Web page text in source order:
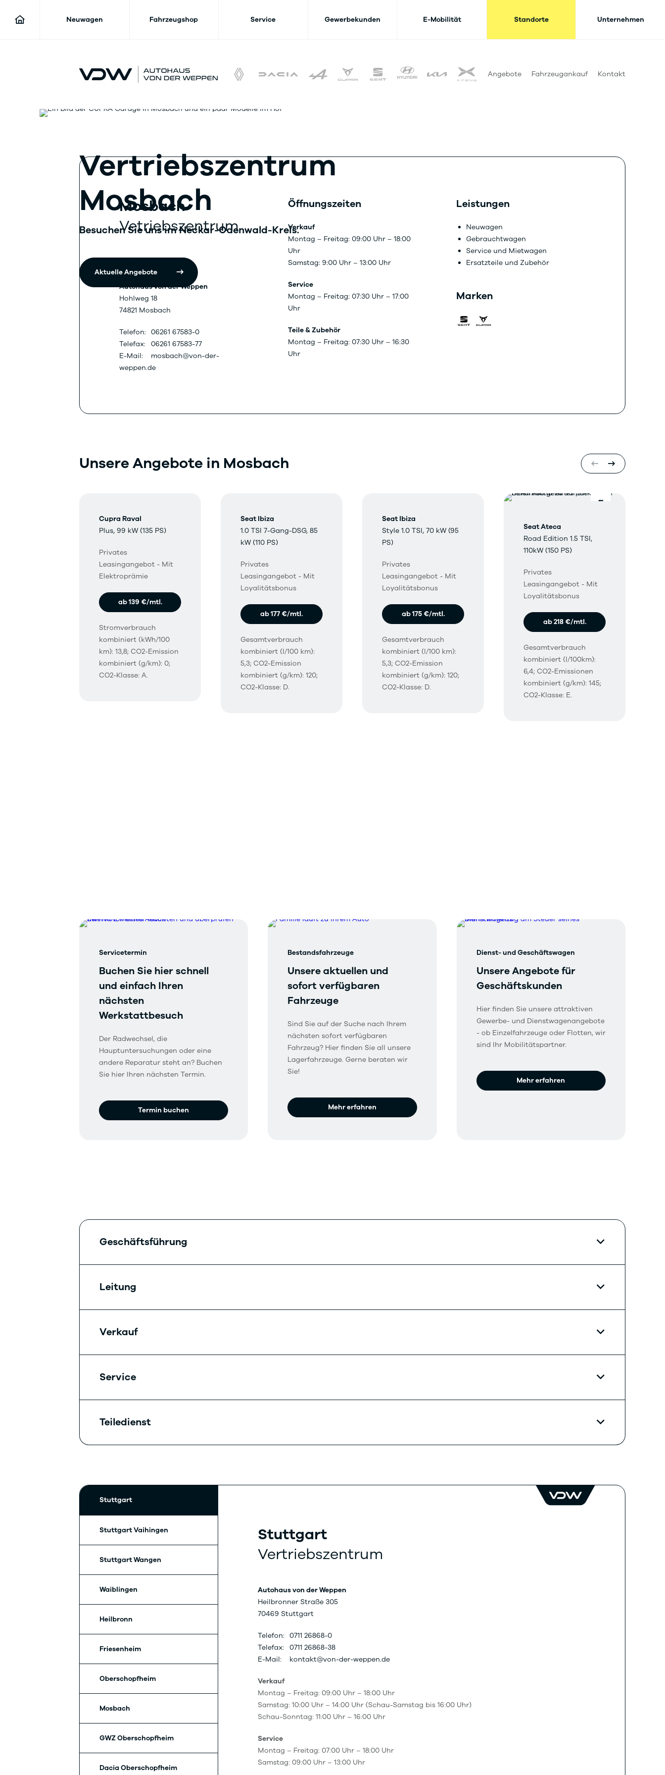
Neuwagen Fahrzeugshop Service Gewerbekunden E-Mobilität Standorte Unternehmen
Angebote Fahrzeugankauf Kontakt
Vertriebszentrum
Mosbach
Besuchen Sie uns im Neckar-Odenwald-Kreis.
Aktuelle Angebote
Mosbach
Vetriebszentrum
Autohaus von der Weppen
Hohlweg 18
74821 Mosbach
Telefon: 06261 67583-0
Telefax:
06261 67583-77
E-Mail:
mosbach@von-der-
weppen.de
Öffnungszeiten
Verkauf
Montag – Freitag: 09:00 Uhr – 18:00
Uhr
Samstag: 9:00 Uhr – 13:00 Uhr
Service
Montag – Freitag: 07:30 Uhr – 17:00
Uhr
Teile & Zubehör
Montag – Freitag: 07:30 Uhr – 16:30
Uhr
Leistungen
Neuwagen
Gebrauchtwagen
Service und Mietwagen
Ersatzteile und Zubehör
Marken
Unsere Angebote in Mosbach
Cupra Raval
Plus, 99 kW (135 PS)
Privates
Leasingangebot - Mit
Elektroprämie
ab 139 €/mtl.
Stromverbrauch
kombiniert (kWh/100
km): 13,8; CO2-Emission
kombiniert (g/km): 0;
CO2-Klasse: A.
Seat Ibiza
1.0 TSI 7-Gang-DSG, 85
kW (110 PS)
Privates
Leasingangebot - Mit
Loyalitätsbonus
ab 177 €/mtl.
Gesamtverbrauch
kombiniert (l/100 km):
5,3; CO2-Emission
kombiniert (g/km): 120;
CO2-Klasse: D.
Seat Ibiza
Style 1.0 TSI, 70 kW (95
PS)
Privates
Leasingangebot - Mit
Loyalitätsbonus
ab 175 €/mtl.
Gesamtverbrauch
kombiniert (l/100 km):
5,3; CO2-Emission
kombiniert (g/km): 120;
CO2-Klasse: D.
Seat Ateca
Road Edition 1.5 TSI,
110kW (150 PS)
Privates
Leasingangebot - Mit
Loyalitätsbonus
ab 218 €/mtl.
Gesamtverbrauch
kombiniert (l/100km):
6,4; CO2-Emissionen
kombiniert (g/km): 145;
CO2-Klasse: E.
Servicetermin
Buchen Sie hier schnell
und einfach Ihren
nächsten
Werkstattbesuch
Der Radwechsel, die
Hauptuntersuchungen oder eine
andere Reparatur steht an? Buchen
Sie hier Ihren nächsten Termin.
Termin buchen
Bestandsfahrzeuge
Unsere aktuellen und
sofort verfügbaren
Fahrzeuge
Sind Sie auf der Suche nach Ihrem
nächsten sofort verfügbaren
Fahrzeug? Hier finden Sie all unsere
Lagerfahrzeuge. Gerne beraten wir
Sie!
Mehr erfahren
Dienst- und Geschäftswagen
Unsere Angebote für
Geschäftskunden
Hier finden Sie unsere attraktiven
Gewerbe- und Dienstwagenangebote
- ob Einzelfahrzeuge oder Flotten, wir
sind Ihr Mobilitätspartner.
Mehr erfahren
Geschäftsführung
Leitung
Verkauf
Service
Teiledienst
Stuttgart
Stuttgart Vaihingen
Stuttgart Wangen
Waiblingen
Heilbronn
Friesenheim
Oberschopfheim
Mosbach
GWZ Oberschopfheim
Dacia Oberschopfheim
Stuttgart
Vertriebszentrum
Autohaus von der Weppen
Heilbronner Straße 305
70469 Stuttgart
Telefon: 0711 26868-0
Telefax:
0711 26868-38
E-Mail:
kontakt@von-der-weppen.de
Verkauf
Montag – Freitag: 09:00 Uhr – 18:00 Uhr
Samstag: 10:00 Uhr – 14:00 Uhr (Schau-Samstag bis 16:00 Uhr)
Schau-Sonntag: 11:00 Uhr – 16:00 Uhr
Service
Montag – Freitag: 07:00 Uhr – 18:00 Uhr
Samstag: 09:00 Uhr – 13:00 Uhr